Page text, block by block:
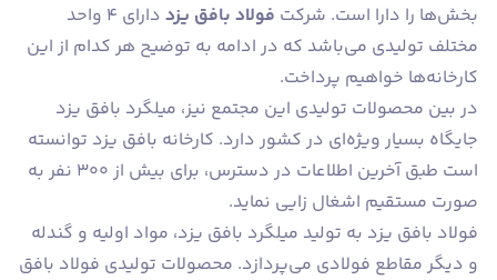
بخش‌ها را دارا است. شرکت فولاد بافق یزد
دارای 4 واحد
مختلف تولیدی می‌باشد که در ادامه به توضیح هر کدام از این
کارخانه‌ها خواهیم پرداخت.
در بین محصولات تولیدی این مجتمع نیز، میلگرد بافق یزد
جایگاه بسیار ویژه‌ای در کشور دارد. کارخانه بافق یزد توانسته
است طبق آخرین اطلاعات در دسترس، برای بیش از 300 نفر به
صورت مستقیم اشغال زایی نماید.
فولاد بافق یزد به تولید میلگرد بافق یزد، مواد اولیه و گندله
و دیگر مقاطع فولادی می‌پردازد. محصولات تولیدی فولاد بافق